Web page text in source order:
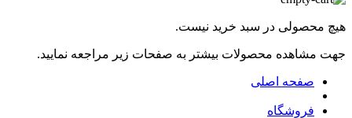
هیچ محصولی در سبد خرید نیست.
جهت مشاهده محصولات بیشتر به صفحات زیر مراجعه نمایید.
صفحه اصلی
فروشگاه